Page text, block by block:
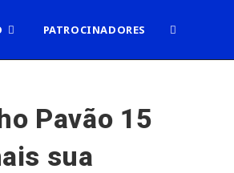
PATROCINADORES ALTERNAR
Pavão 15
sua